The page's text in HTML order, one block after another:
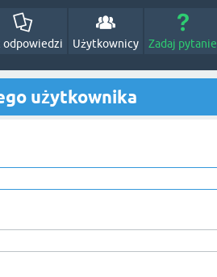
odpowiedzi Użytkownicy Zadaj pytanie
użytkownika